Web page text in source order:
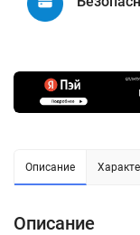
Описание
Описание